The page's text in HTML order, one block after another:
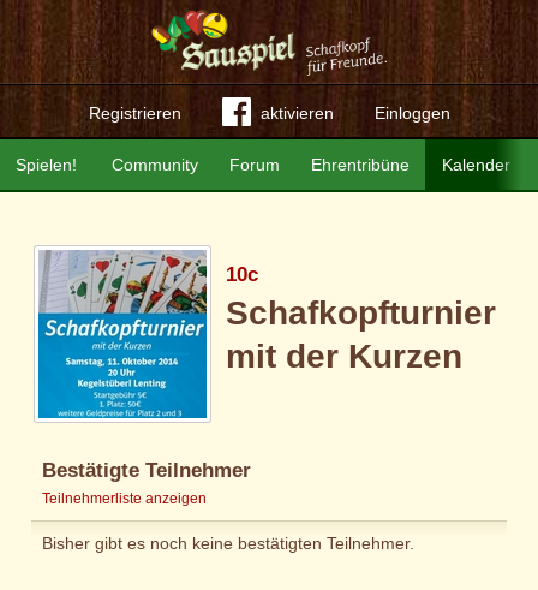
Registrieren aktivieren Einloggen
Community Forum Ehrentribüne Kalender
Spielen!
10c
Schafkopfturnier
mit der Kurzen
Bestätigte Teilnehmer
Teilnehmerliste anzeigen
Bisher gibt es noch keine bestätigten Teilnehmer.